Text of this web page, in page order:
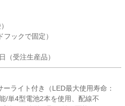
ックで固定）
（受注生産品）
ライト付き（LED最大使用寿命：
/単4型電池2本を使用、配線不